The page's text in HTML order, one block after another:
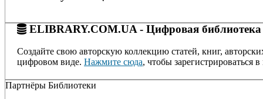
ELIBRARY.COM.UA - Цифровая библиотека
Создайте свою авторскую коллекцию статей, книг,
цифровом виде. Нажмите сюда, чтобы зарегистрироваться в
Партнёры Библиотеки